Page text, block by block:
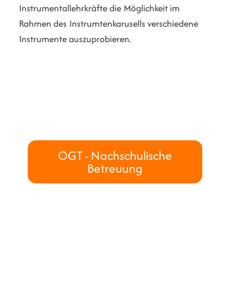
Instrumentallehrkräfte die Möglichkeit im
Rahmen des Instrumtenkarusells verschiedene
Instrumente auszuprobieren.
OGT - Nachschulische
Betreuung